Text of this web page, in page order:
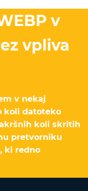
v
vpliva
v nekaj
koli datoteko
koli skritih
pretvorniku
ki redno